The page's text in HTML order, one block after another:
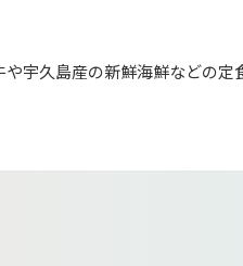
宇久島産の新鮮海鮮などの定